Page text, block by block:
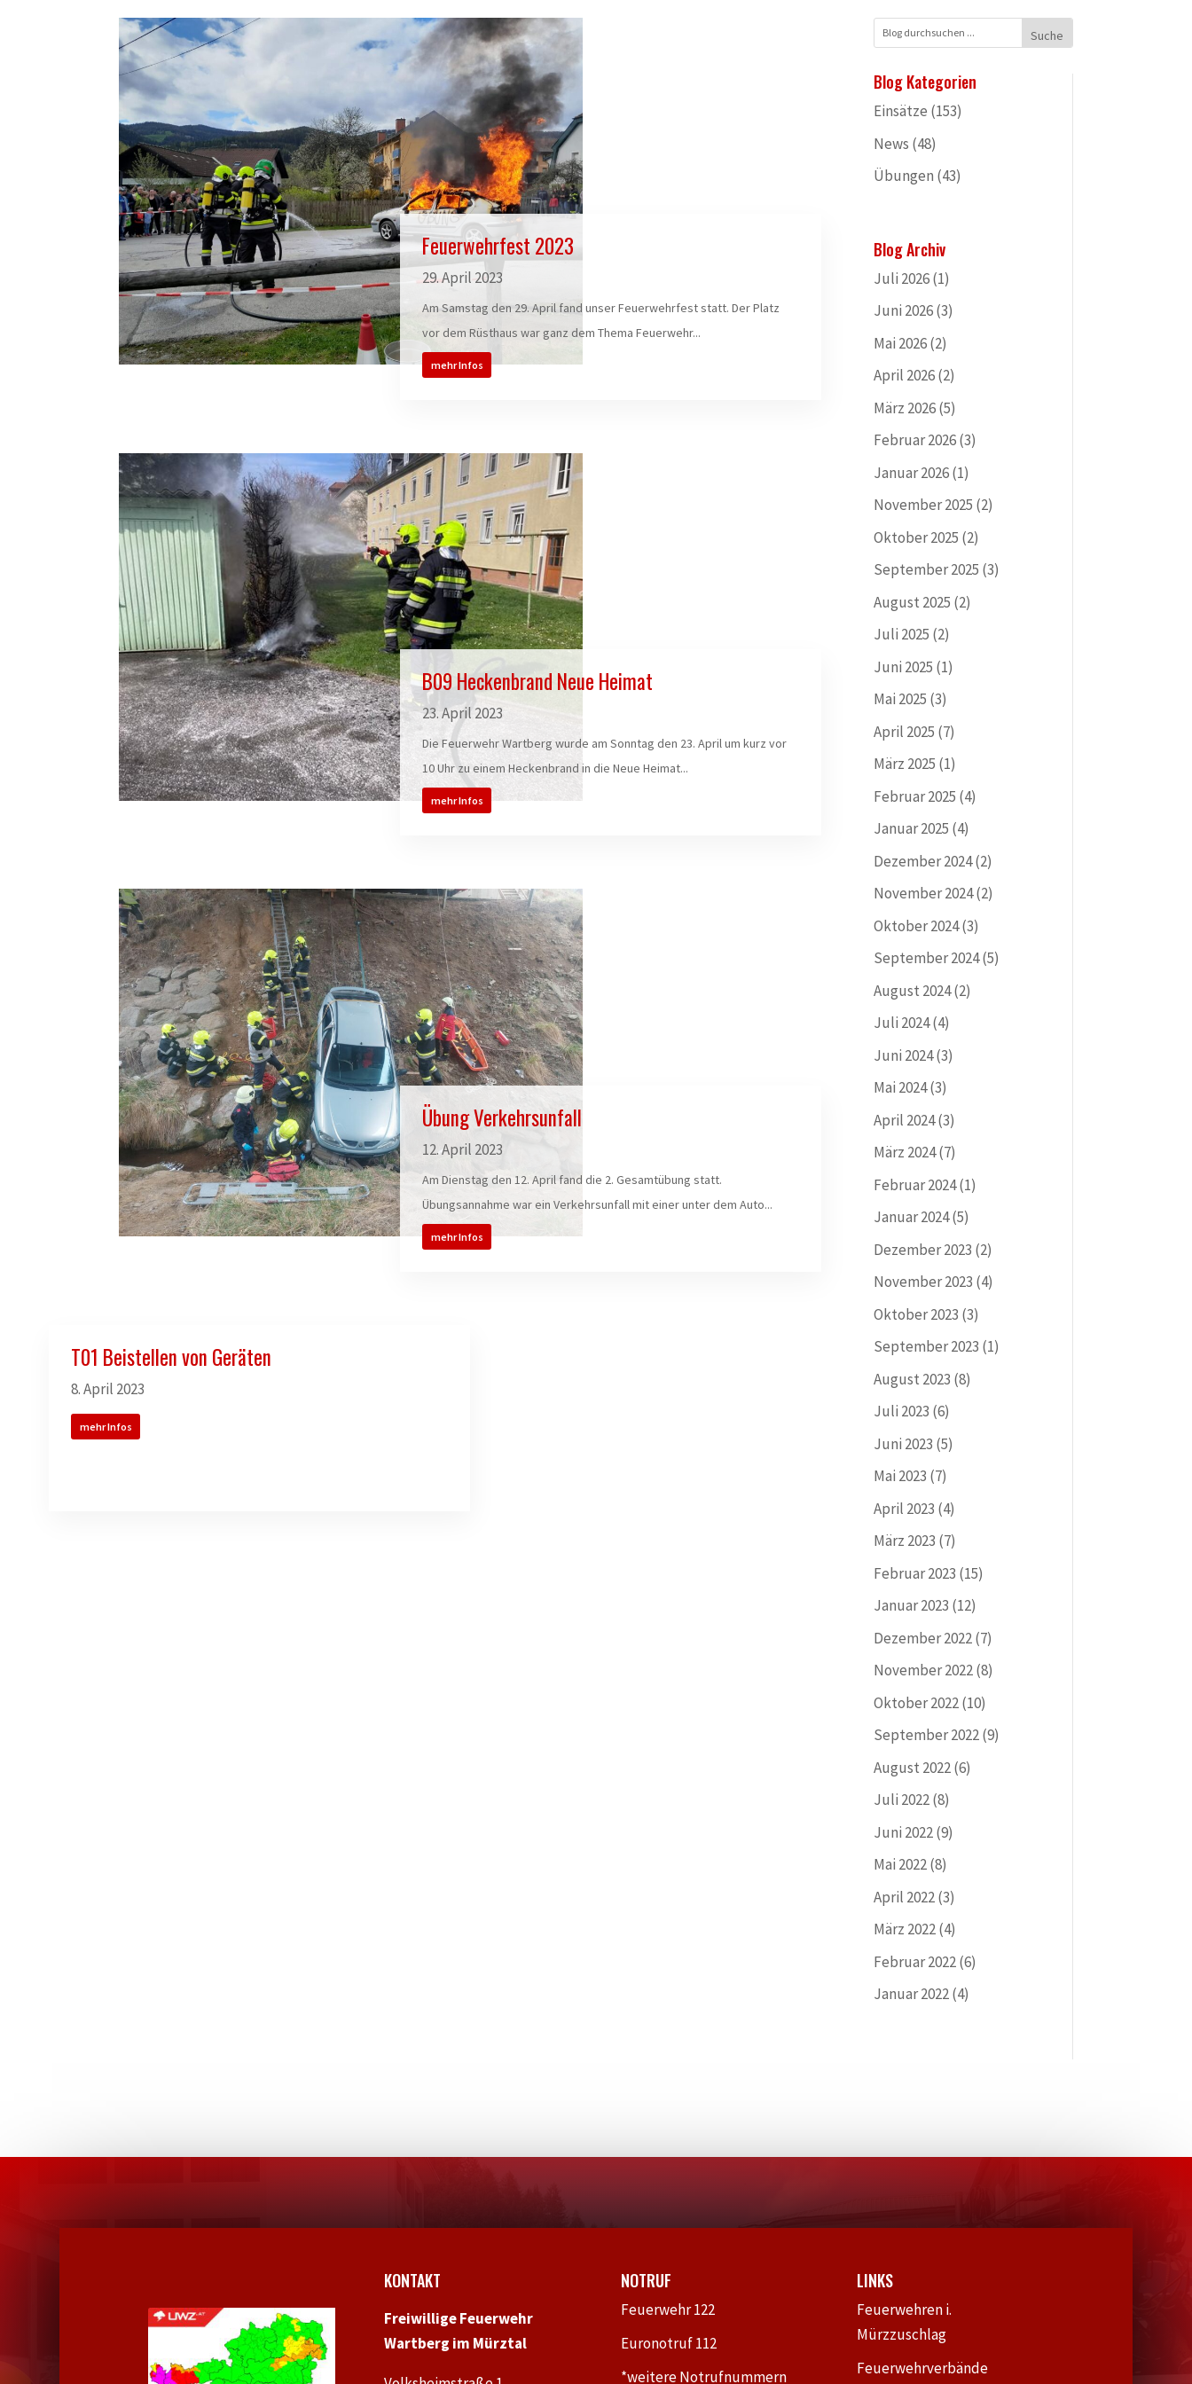
Feuerwehrfest 2023
29. April 2023
Am Samstag den 29. April fand unser Feuerwehrfest statt. Der Platz
vor dem Rüsthaus war ganz dem Thema Feuerwehr...
mehr Infos
B09 Heckenbrand Neue Heimat
23. April 2023
Die Feuerwehr Wartberg wurde am Sonntag den 23. April um kurz vor
10 Uhr zu einem Heckenbrand in die Neue Heimat...
mehr Infos
Übung Verkehrsunfall
12. April 2023
Am Dienstag den 12. April fand die 2. Gesamtübung statt.
Übungsannahme war ein Verkehrsunfall mit einer unter dem Auto...
mehr Infos
T01 Beistellen von Geräten
8. April 2023
mehr Infos
Blog Kategorien
Einsätze (153)
News (48)
Übungen (43)
Blog Archiv
Juli 2026(1)
Juni 2026(3)
Mai 2026(2)
April 2026(2)
März 2026(5)
Februar 2026(3)
Januar 2026(1)
November 2025 (2)
Oktober 2025 (2)
September 2025 (3)
August 2025 (2)
Juli 2025 (2)
Juni 2025 (1)
Mai 2025 (3)
April 2025 (7)
März 2025 (1)
Februar 2025 (4)
Januar 2025 (4)
Dezember 2024(2)
November 2024(2)
Oktober 2024(3)
September 2024(5)
August 2024(2)
Juli 2024(4)
Juni 2024(3)
Mai 2024(3)
April 2024(3)
März 2024(7)
Februar 2024(1)
Januar 2024(5)
Dezember 2023 (2)
November 2023 (4)
Oktober 2023 (3)
September 2023 (1)
August 2023 (8)
Juli 2023 (6)
Juni 2023 (5)
Mai 2023 (7)
April 2023 (4)
März 2023 (7)
Februar 2023 (15)
Januar 2023 (12)
Dezember 2022(7)
November 2022(8)
Oktober 2022(10)
September 2022(9)
August 2022(6)
Juli 2022(8)
Juni 2022(9)
Mai 2022(8)
April 2022(3)
März 2022(4)
Februar 2022(6)
Januar 2022(4)
KONTAKT
Freiwillige Feuerwehr
Wartberg im Mürztal
NOTRUF
Feuerwehr 122
Euronotruf 112
*weitere Notrufnummern
LINKS
Feuerwehren i.
Mürzzuschlag
Feuerwehrverbände